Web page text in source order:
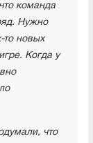
команда
Нужно
то новых
Когда у
что